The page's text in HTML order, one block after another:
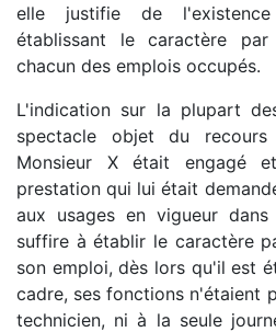
elle justifie de l'existence
établissant le caractère
chacun des emplois occupés.
L'indication sur la plupart
spectacle objet du
Monsieur X était engagé
prestation qui lui était
aux usages en vigueur
suffire à établir le caractère
son emploi, dès lors qu'il est
cadre, ses fonctions n'étaient
technicien, ni à la seule